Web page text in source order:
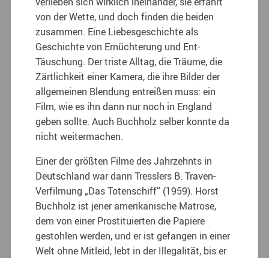
von der Wette, und doch finden die beiden
zusammen. Eine Liebesgeschichte als
Geschichte von Ernüchterung und Ent-
Täuschung. Der triste Alltag, die Träume, die
Zärtlichkeit einer Kamera, die ihre Bilder der
allgemeinen Blendung entreißen muss: ein
Film, wie es ihn dann nur noch in England
geben sollte. Auch Buchholz selber konnte da
nicht weitermachen.
Einer der größten Filme des Jahrzehnts in
Deutschland war dann Tresslers B. Traven-
Verfilmung „Das Totenschiff“ (1959). Horst
Buchholz ist jener amerikanische Matrose,
dem von einer Prostituierten die Papiere
gestohlen werden, und er ist gefangen in einer
Welt ohne Mitleid, lebt in der Illegalität, bis er